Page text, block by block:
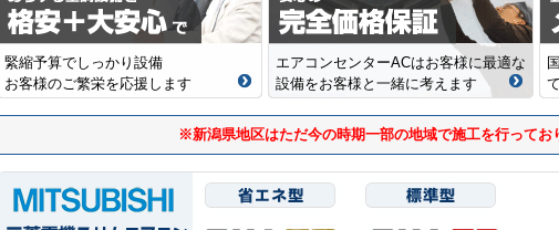
緊縮予算でしっかり設備
お客様のご繁栄を応援します
エアコンセンターACはお客様に最適な
設備をお客様と一緒に考えます
※新潟県地区はただ今の時期一部の地域で施工を行ってお